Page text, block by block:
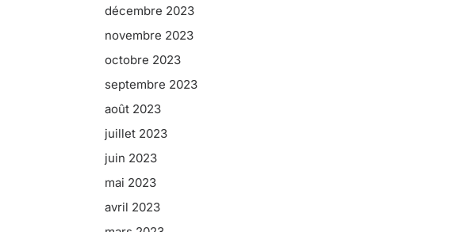
décembre 2023
novembre 2023
octobre 2023
septembre 2023
août 2023
juillet 2023
juin 2023
mai 2023
avril 2023